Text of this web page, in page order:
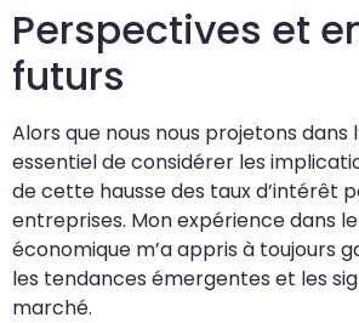
Perspectives et
futurs
Alors que nous nous projetons dans
essentiel de considérer les
de cette hausse des taux d’intérêt
entreprises. Mon expérience dans
économique m’a appris à toujours
les tendances émergentes et les
marché.